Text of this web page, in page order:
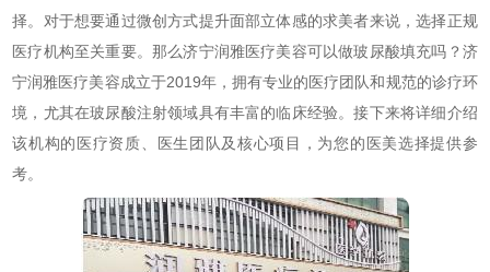
择。对于想要通过微创方式提升面部立体感的求美者来说，选择正规
医疗机构至关重要。那么济宁润雅医疗美容可以做玻尿酸填充吗？济
宁润雅医疗美容成立于2019年，拥有专业的医疗团队和规范的诊疗环
境，尤其在玻尿酸注射领域具有丰富的临床经验。接下来将详细介绍
该机构的医疗资质、医生团队及核心项目，为您的医美选择提供参
考。